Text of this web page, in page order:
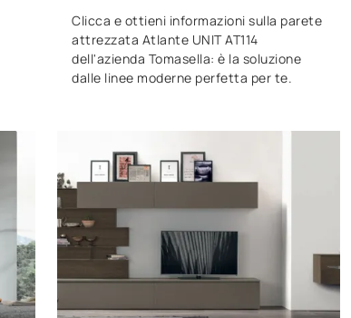
Clicca e ottieni informazioni sulla parete
attrezzata Atlante UNIT AT114
dell'azienda Tomasella: è la soluzione
dalle linee moderne perfetta per te.